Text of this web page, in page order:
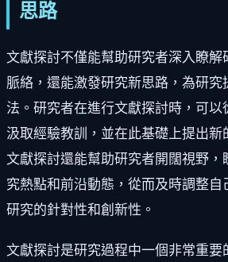
思路
文獻探討不僅能幫助研究者深入瞭解
脈絡，還能激發研究新思路，為研究
法。研究者在進行文獻探討時，可以
汲取經驗教訓，並在此基礎上提出新
文獻探討還能幫助研究者開闊視野，
究熱點和前沿動態，從而及時調整自
研究的針對性和創新性。
文獻探討是研究過程中一個非常重要